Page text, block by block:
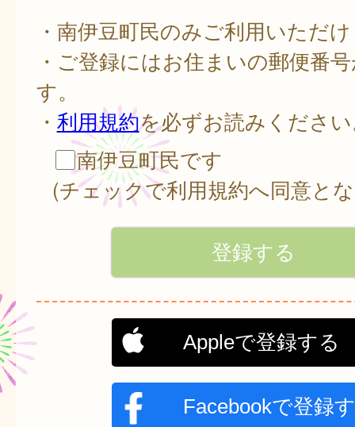
・南伊豆町民のみご利用いただ
・ご登録にはお住まいの郵便番
す。
・ 利用規約を必ずお読みくださ
南伊豆町民です
(チェックで利用規約へ同意と
Appleで登録する
Facebookで登録